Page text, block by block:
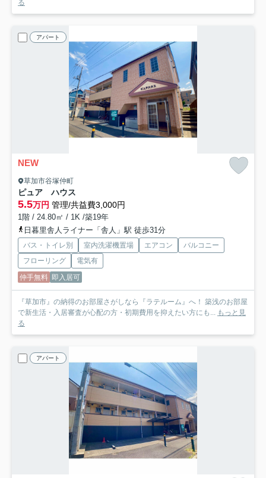
る
アパート
NEW
草加市谷塚仲町
ピュア ハウス
5.5万円 管理/共益費3,000円
1階 / 24.80㎡ / 1K /築19年
日暮里舎人ライナー「舎人」駅 徒歩31分
バス・トイレ別 室内洗濯機置場 エアコン
バルコニー
フローリング
電気有
仲手無料 即入居可
『草加市』の納得のお部屋さがしなら『ラテルーム』へ！ 築浅のお部屋
で新生活・入居審査が心配の方・初期費用を抑えたい方にも... もっと見
る
アパート